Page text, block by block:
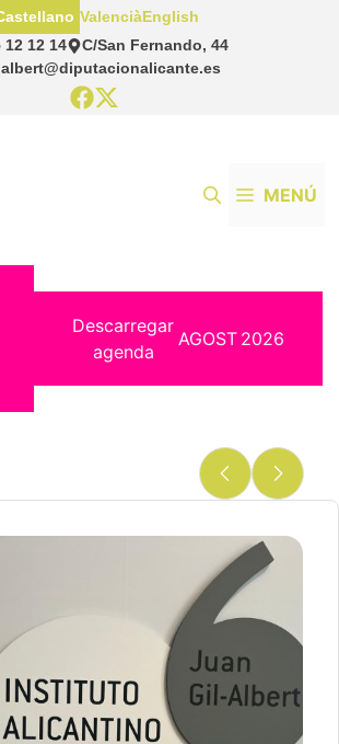
12 12 14
C/San Fernando, 44
ValenciàEnglish
MENÚ
Descarregar
agenda
AGOST 2026